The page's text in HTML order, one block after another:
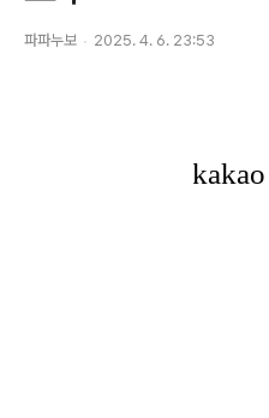
파파누보 2025. 4. 6. 23:53